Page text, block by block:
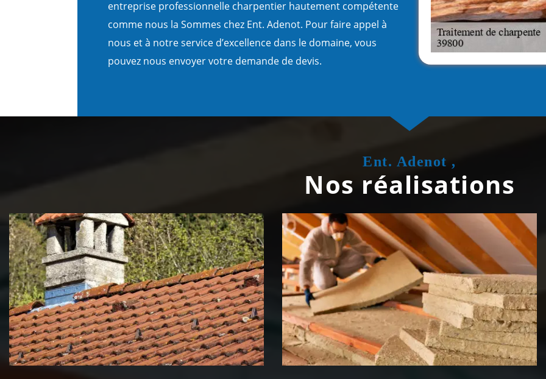
entreprise professionnelle charpentier hautement compétente
comme nous la Sommes chez Ent. Adenot. Pour faire appel à
nous et à notre service d’excellence dans le domaine, vous
pouvez nous envoyer votre demande de devis.
Ent. Adenot ,
Nos réalisations
Couvreur zingueur 39 Jura Isolation de toiture 39 Jura